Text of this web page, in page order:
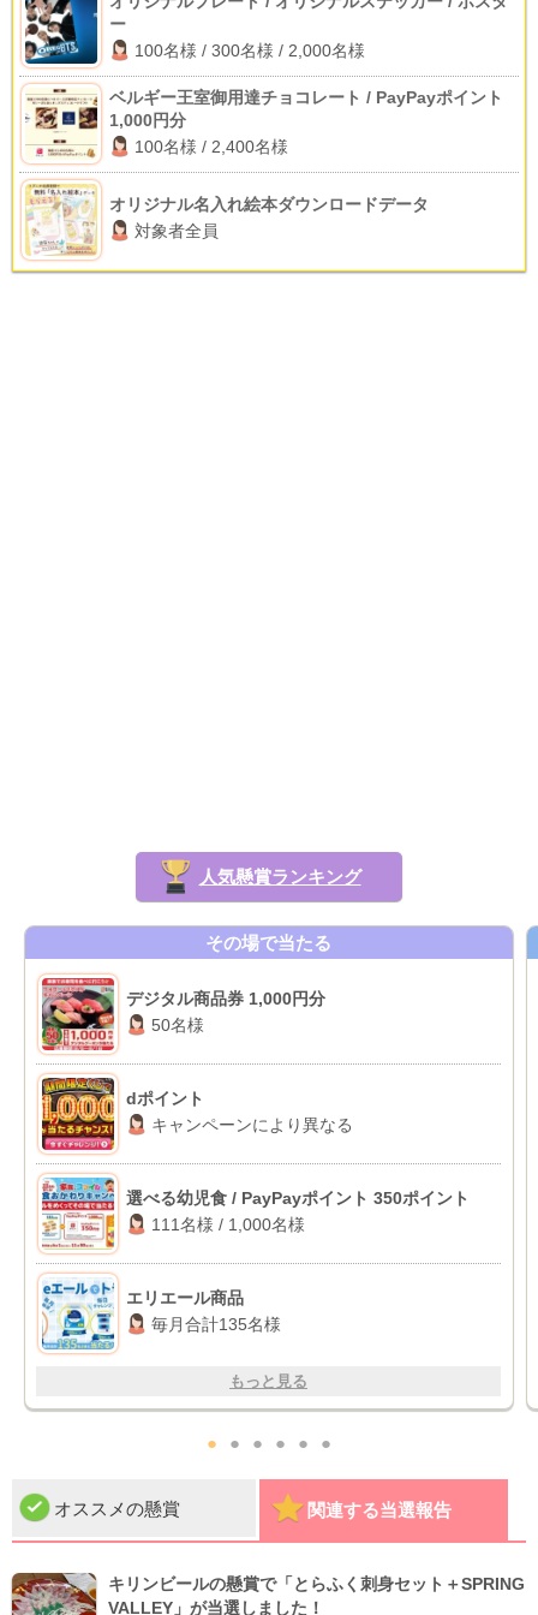
ー
100名様 / 300名様 / 2,000名様
ベルギー王室御用達チョコレート / PayPayポイント
1,000円分
100名様 / 2,400名様
オリジナル名入れ絵本ダウンロードデータ
対象者全員
人気懸賞ランキング
その場で当たる
デジタル商品券 1,000円分
50名様
dポイント
キャンペーンにより異なる
選べる幼児食 / PayPayポイント 350ポイント
111名様 / 1,000名様
エリエール商品
毎月合計135名様
もっと見る
● ● ● ● ● ●
オススメの懸賞 関連する当選報告
キリンビールの懸賞で「とらふく刺身セット＋SPRING
VALLEY」が当選しました！